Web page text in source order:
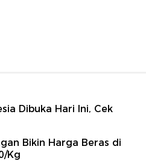
Dibuka Hari Ini, Cek
Bikin Harga Beras di
Kg